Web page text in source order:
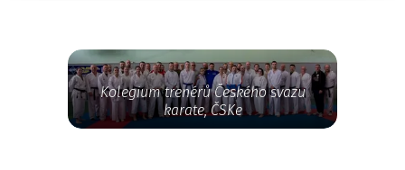
Kolegium trenérů Českého svazu
karate, ČSKe